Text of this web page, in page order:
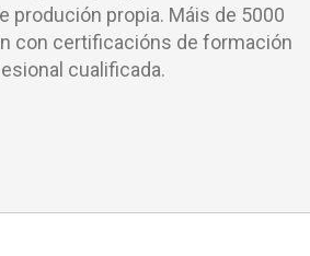
produción propia. Máis de 5000
con certificacións de formación
cualificada.